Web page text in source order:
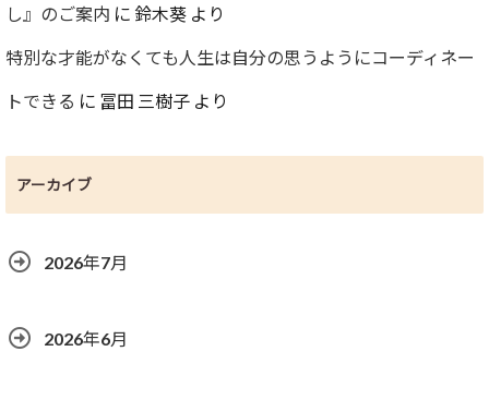
し』のご案内 に 鈴木葵 より
特別な才能がなくても人生は自分の思うようにコーディネー
トできる に 冨田 三樹子 より
アーカイブ
2026年7月
2026年6月